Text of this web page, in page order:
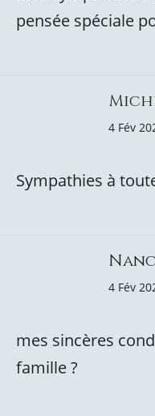
pensée spéciale
4 Fév
Sympathies à
4 Fév
mes sincères
famille ?